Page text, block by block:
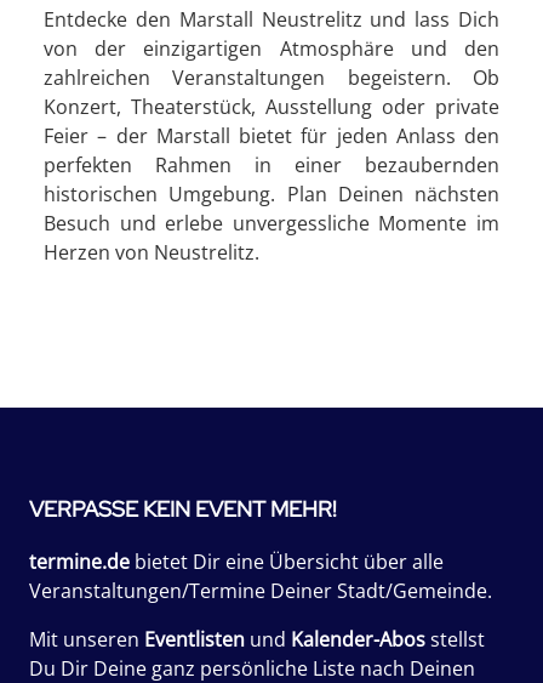
Entdecke den Marstall Neustrelitz und lass Dich
von der einzigartigen Atmosphäre und den
zahlreichen Veranstaltungen begeistern. Ob
Konzert, Theaterstück, Ausstellung oder private
Feier – der Marstall bietet für jeden Anlass den
perfekten Rahmen in einer bezaubernden
historischen Umgebung. Plan Deinen nächsten
Besuch und erlebe unvergessliche Momente im
Herzen von Neustrelitz.
VERPASSE KEIN EVENT MEHR!
termine.de bietet Dir eine Übersicht über alle
Veranstaltungen/Termine Deiner Stadt/Gemeinde.
Mit unseren Eventlisten und Kalender-Abosstellst
Du Dir Deine ganz persönliche Liste nach Deinen